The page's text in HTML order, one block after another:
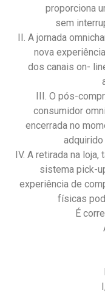
proporciona
sem
II. A jornada
nova
dos canais on-
III. O pós-
consumidor
encerrada no
adquirido
IV. A retirada na
sistema pick-
experiência de
físicas
É